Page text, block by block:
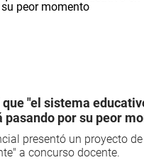
"el sistema
pasando por su peor
presentó un proyecto
a concurso docente.